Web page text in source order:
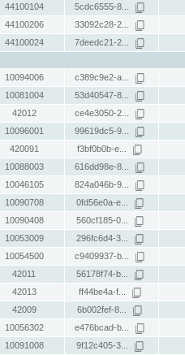
44100104 5cdc6555-8...
44100206 33092c28-2...
44100024 7deedc21-2...
10094006 c389c9e2-a...
10081004 53d40547-8...
42012 ce4e3050-2...
10096001 99619dc5-9...
420091 f3bf0b0b-e...
10088003 616dd98e-8...
10046105 824a046b-9...
10090708 0fd56e0a-e...
10090408 560cf185-0...
10053009 296fc6d4-3...
10054500 c9409937-b...
42011 56178f74-b...
42013 ff44be4a-f...
42009 6b002fef-8...
10056302 e476bcad-b...
10091008 9f12c405-3...